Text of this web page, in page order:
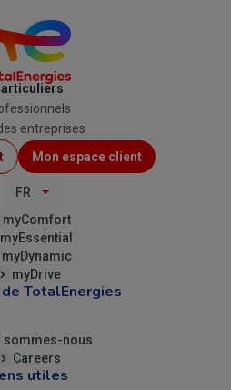
entreprises
Mon espace client
FR
myComfort
myEssential
myDynamic
myDrive
TotalEnergies
sommes-nous
Careers
utiles